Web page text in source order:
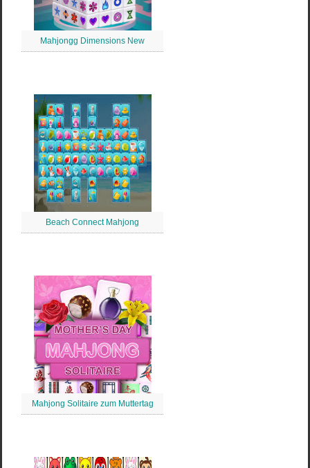
Mahjongg Dimensions New
Beach Connect Mahjong
Mahjong Solitaire zum Muttertag